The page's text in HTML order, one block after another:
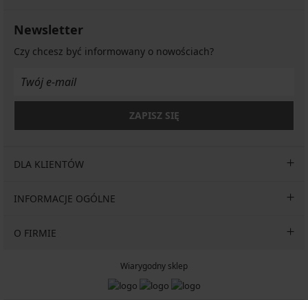
133,59
kod
37,49
zł
74,99
29,99
kod
Newsletter
Czy chcesz być informowany o nowościach?
ZAPISZ SIĘ
DLA KLIENTÓW
INFORMACJE OGÓLNE
O FIRMIE
Wiarygodny sklep